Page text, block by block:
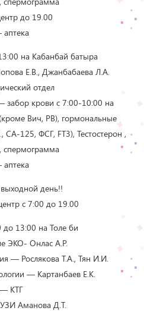
до 19.00
на Кабанбай батыра
Е.В., Джанбабаева Л.А.
отдел
забор крови с 7:00-10:00 на
Вич, РВ), гормональные
СА-125, ФСГ, FT3), Тестостерон ,
спермограмма
день!!
с 7:00 до 19.00
до 13:00 на Толе би
ЭКО- Онлас А.Р.
— Рослякова Т.А., Тян И.И.
— Картанбаев Е.К.
— КТГ
Аманова Д.Т.